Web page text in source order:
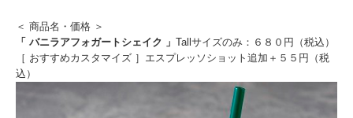
＜ 商品名・価格 ＞
「 バニラアフォガートシェイク 」 Tallサイズのみ：６８０円（税込）
［ おすすめカスタマイズ ］エスプレッソショット追加＋５５円（税
込）